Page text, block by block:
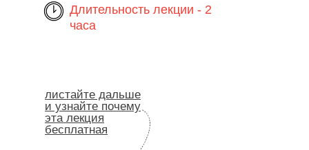
Длительность лекции - 2
часа
листайте дальше
и узнайте почему
эта лекция
бесплатная